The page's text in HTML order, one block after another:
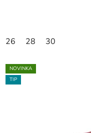
26 28 30
NOVINKA
TIP